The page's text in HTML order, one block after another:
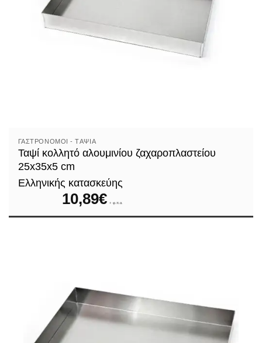
ΓΑΣΤΡΟΝΌΜΟΙ - TΑΨΙΆ
Ταψί κολλητό αλουμινίου ζαχαροπλαστείου
25x35x5 cm
Ελληνικής κατασκεύης
10,89€ + φ.π.α.